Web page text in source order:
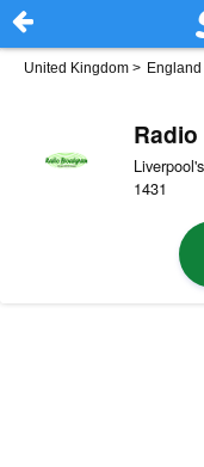
United Kingdom > England
1431